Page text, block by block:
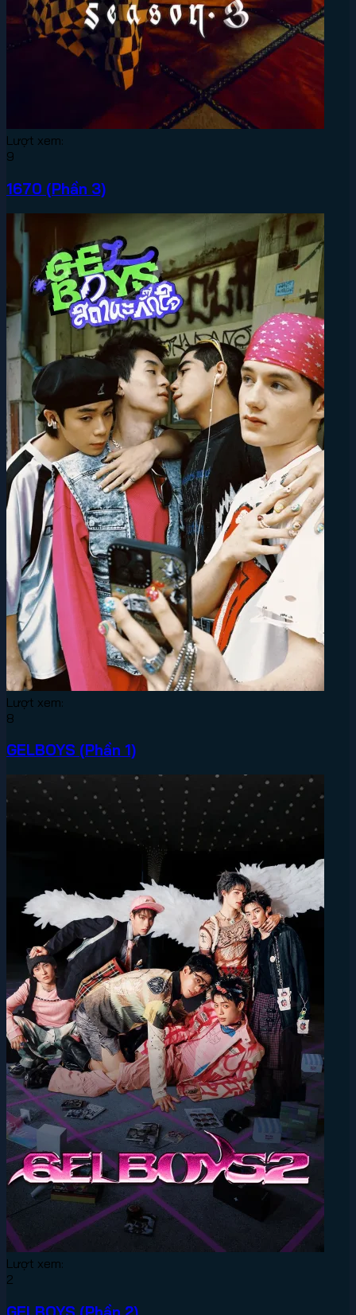
Lượt xem:
9
1670 (Phần 3)
Lượt xem:
8
GELBOYS (Phần 1)
Lượt xem:
2